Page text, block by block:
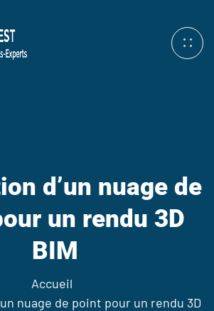
d’un nuage de
un rendu 3D
BIM
Accueil
nuage de point pour un rendu 3D